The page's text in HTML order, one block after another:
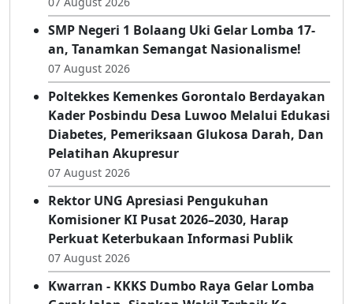
RDP Penonaktifan Kades Toto Utara, Ramla
Djafar: Saya Tak Pernah Terima SP
07 August 2026
SMP Negeri 1 Bolaang Uki Gelar Lomba 17-
an, Tanamkan Semangat Nasionalisme!
07 August 2026
Poltekkes Kemenkes Gorontalo Berdayakan
Kader Posbindu Desa Luwoo Melalui Edukasi
Diabetes, Pemeriksaan Glukosa Darah, Dan
Pelatihan Akupresur
07 August 2026
Rektor UNG Apresiasi Pengukuhan
Komisioner KI Pusat 2026–2030, Harap
Perkuat Keterbukaan Informasi Publik